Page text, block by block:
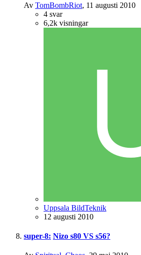
Av TomBombRiot, 11 augusti 2010
4 svar
6,2k visningar
Uppsala BildTeknik
12 augusti 2010
super-8: Nizo s80 VS s56?